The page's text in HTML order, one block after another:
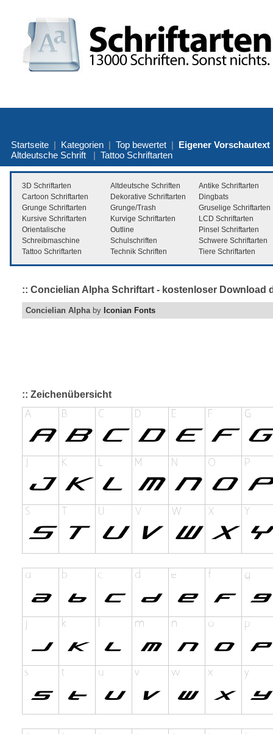
Startseite | Kategorien | Top bewertet | Eigener Vorschautext
Altdeutsche Schrift | Tattoo Schriftarten
3D Schriftarten Altdeutsche Schriften
Antike Schriftarten
Cartoon Schriftarten
Dekorative Schriftarten
Dingbats
Grunge Schriftarten
Grunge/Trash
Gruselige Schriftarten
Kursive Schriftarten
Kurvige Schriftarten
LCD Schriftarten
Orientalische
Outline
Pinsel Schriftarten
Schreibmaschine
Schulschriften
Schwere Schriftarten
Tattoo Schriftarten
Technik Schriften Tiere Schriftarten
:: Concielian Alpha Schriftart - kostenloser Download
Concielian Alphaby Iconian Fonts
:: Zeichenübersicht